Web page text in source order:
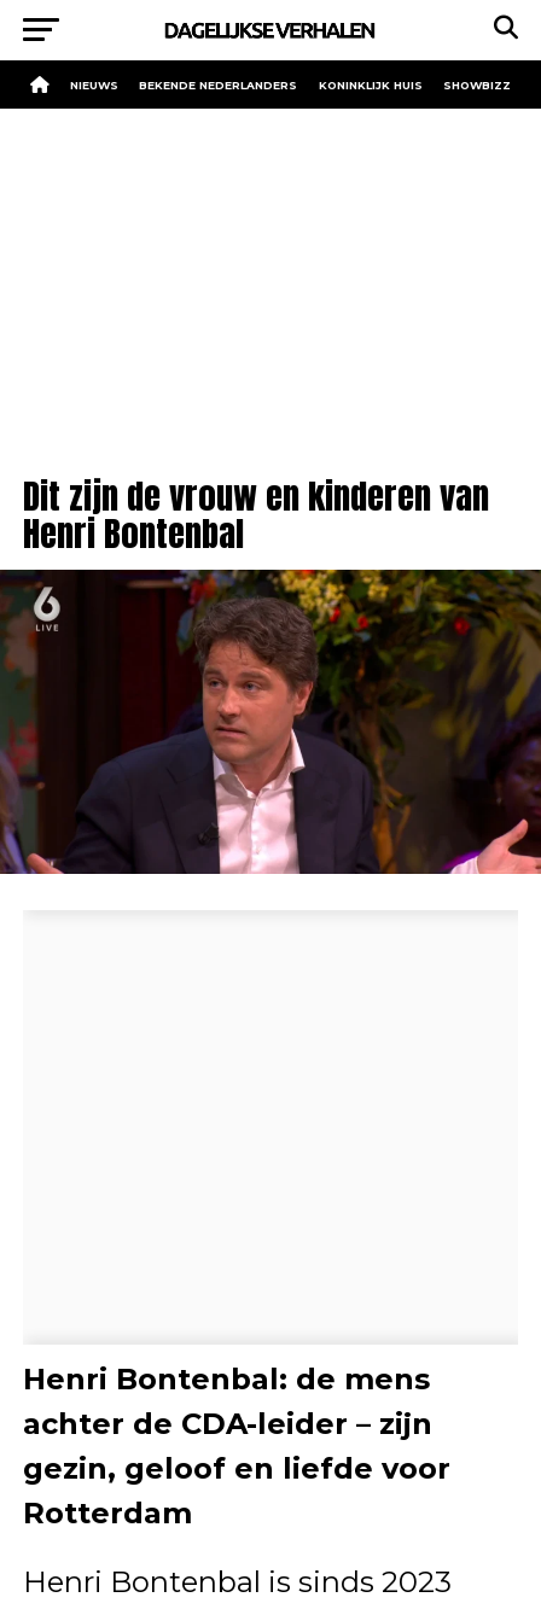
NIEUWS BEKENDE NEDERLANDERS KONINKLIJK HUIS SHOWBIZZ
Dit zijn de vrouw en kinderen van
Henri Bontenbal
Henri Bontenbal: de mens
achter de CDA-leider – zijn
gezin, geloof en liefde voor
Rotterdam
Henri Bontenbal is sinds 2023